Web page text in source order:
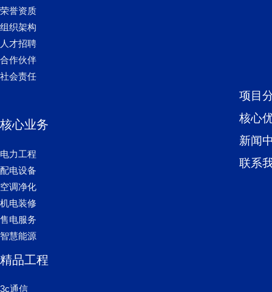
荣誉资质
组织架构
人才招聘
合作伙伴
社会责任
核心业务
电力工程
配电设备
空调净化
机电装修
售电服务
智慧能源
精品工程
3c通信
项目
核心
新闻
联系